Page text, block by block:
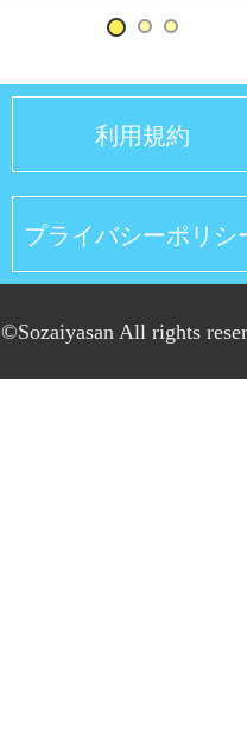
利用規約
プライバシーポリシ
©Sozaiyasan All rights